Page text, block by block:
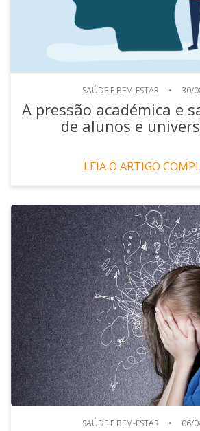
SAÚDE E BEM-ESTAR • 30/
A pressão académica e
de alunos e
LEIA O ARTIGO
SAÚDE E BEM-ESTAR • 06/